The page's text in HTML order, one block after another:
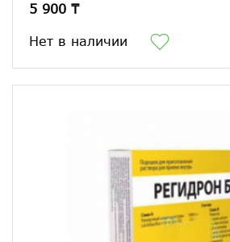
5 900 ₸
Нет в наличии